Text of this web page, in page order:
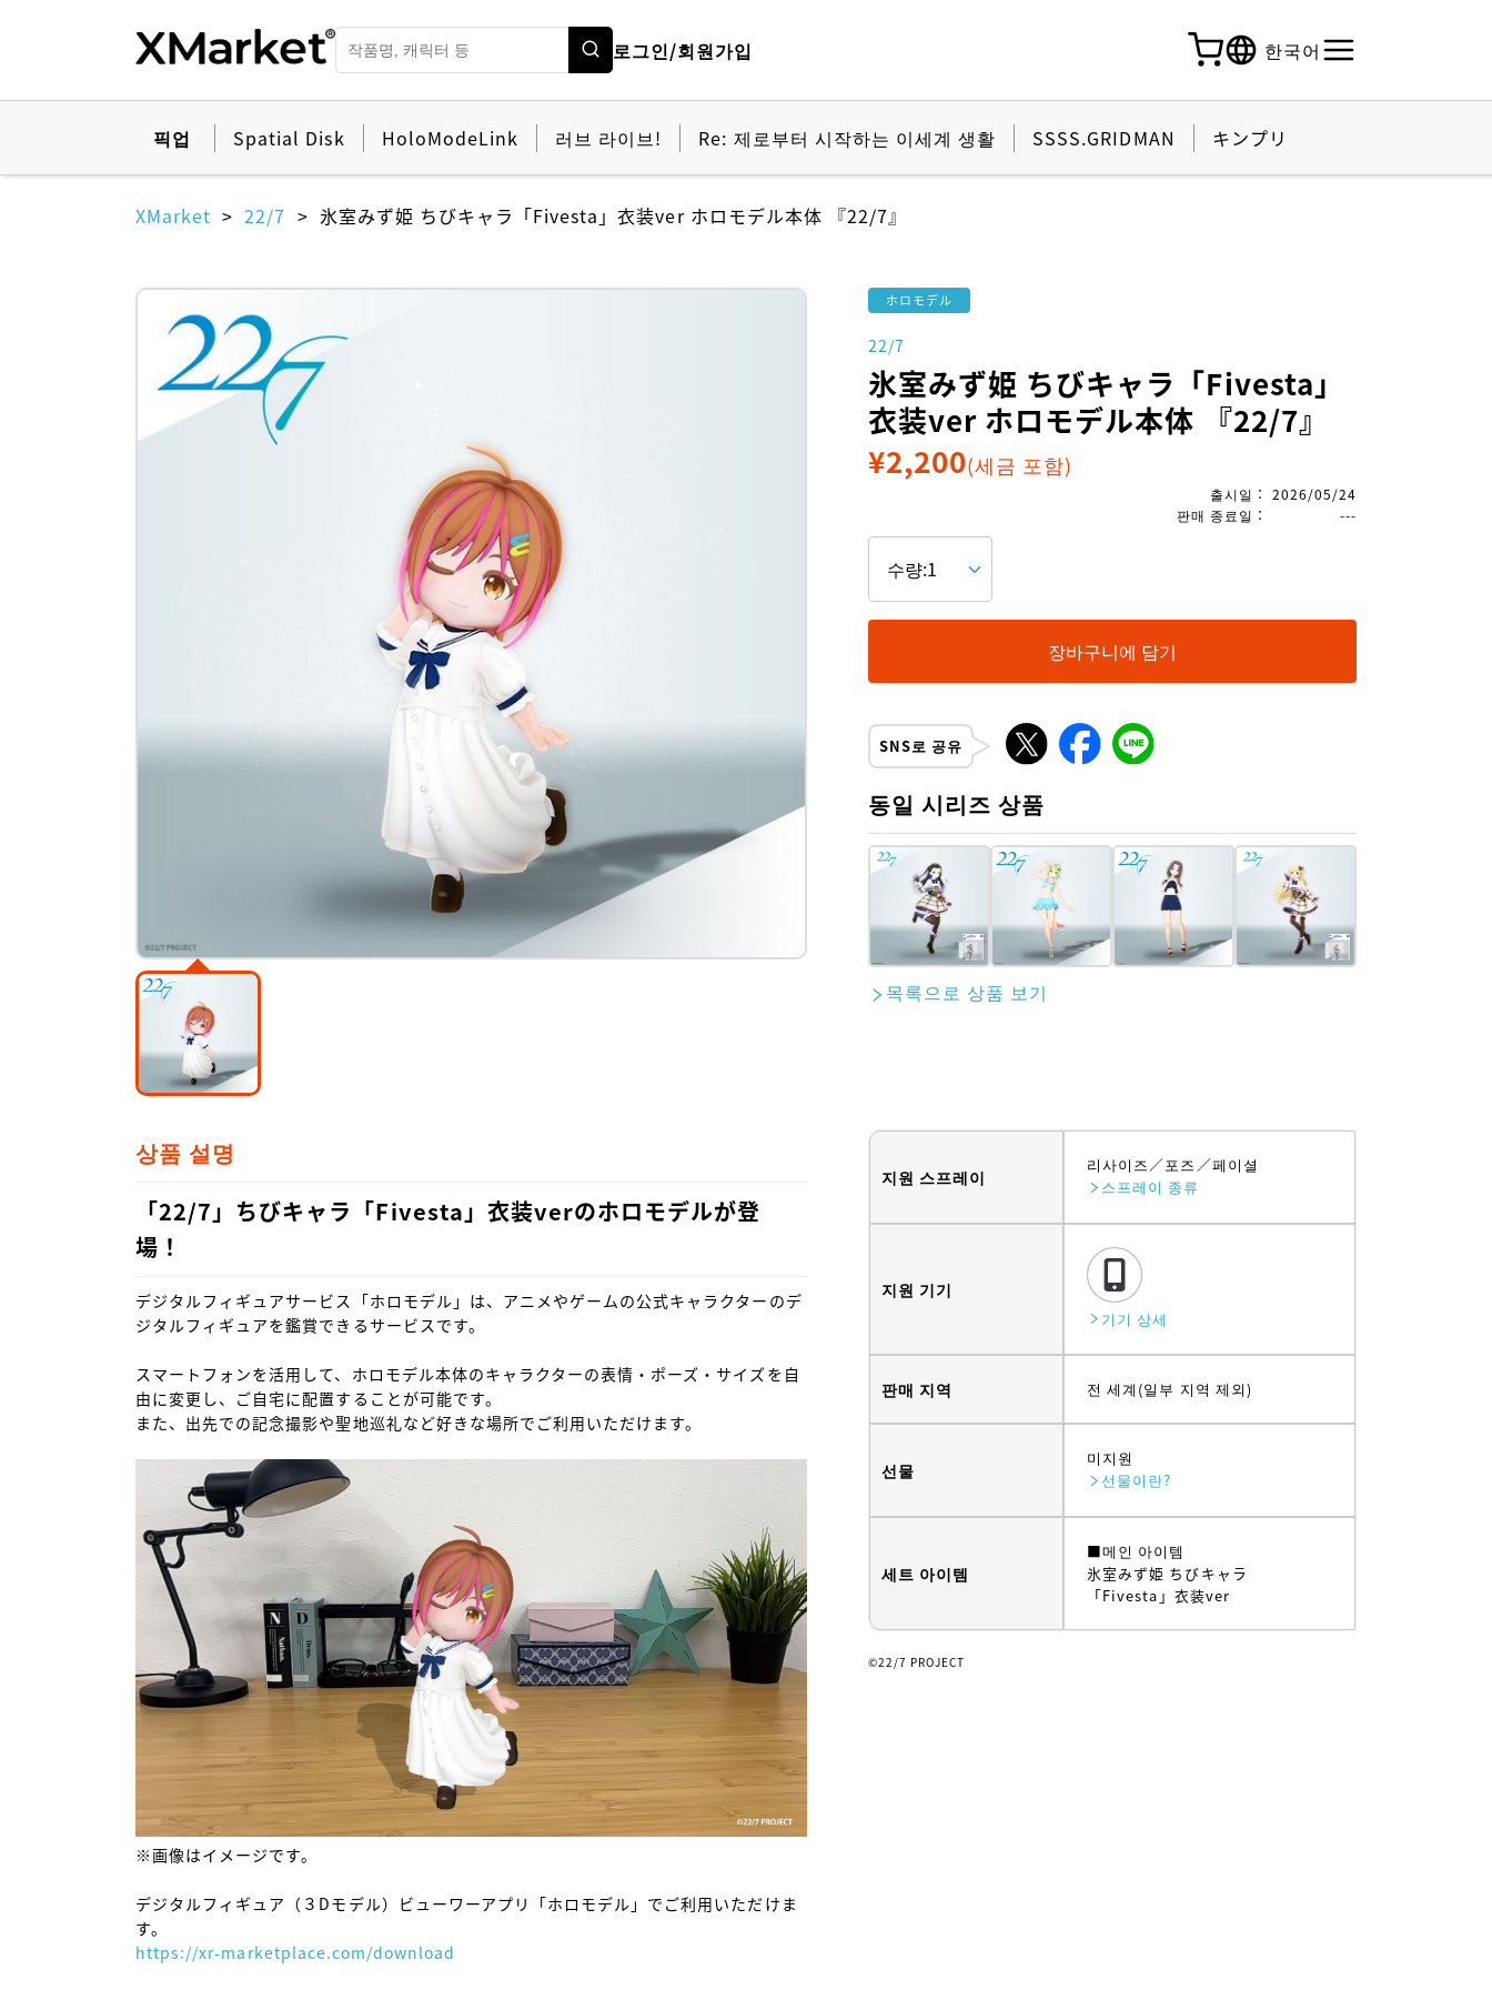
로그인/회원가입 한국어
픽업 Spatial Disk HoloModeLink 러브 라이브! Re: 제로부터 시작하는 이세계 생활 SSSS.GRIDMAN キンプリ
XMarket 22/7 氷室みず姫 ちびキャラ「Fivesta」衣装ver ホロモデル本体 『22/7』
ホロモデル
22/7
氷室みず姫 ちびキャラ「Fivesta」
衣装ver ホロモデル本体 『22/7』
¥2,200(세금 포함)
출시일 ： 2026/05/24
판매 종료일 ： ---
장바구니에 담기
SNS로 공유
동일 시리즈 상품
목록으로 상품 보기
상품 설명
「22/7」ちびキャラ「Fivesta」衣装verのホロモデルが登
場！
デジタルフィギュアサービス「ホロモデル」は、アニメやゲームの公式キャラクターのデ
ジタルフィギュアを鑑賞できるサービスです。
スマートフォンを活用して、ホロモデル本体のキャラクターの表情・ポーズ・サイズを自
由に変更し、ご自宅に配置することが可能です。
また、出先での記念撮影や聖地巡礼など好きな場所でご利用いただけます。
※画像はイメージです。
デジタルフィギュア（３Dモデル）ビューワーアプリ「ホロモデル」でご利用いただけま
https://xr-marketplace.com/download
지원 스프레이
리사이즈 포즈
페이셜
스프레이 종류
지원 기기
기기 상세
판매 지역 전 세계(일부 지역 제외)
선물
미지원
선물이란?
세트 아이템
■메인 아이템
氷室みず姫 ちびキャラ
「Fivesta」衣装ver
©22/7 PROJECT